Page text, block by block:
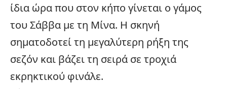
ίδια ώρα που στον κήπο γίνεται ο γάμος
του Σάββα με τη Μίνα. Η σκηνή
σηματοδοτεί τη μεγαλύτερη ρήξη της
σεζόν και βάζει τη σειρά σε τροχιά
εκρηκτικού φινάλε.